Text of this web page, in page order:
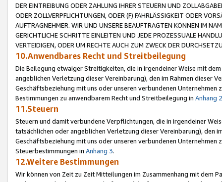
DER EINTREIBUNG ODER ZAHLUNG IHRER STEUERN UND
ODER ZOLLVERPFLICHTUNGEN, ODER (F) FAHRLÄSSIGKEIT ODER
AUFTRAGNEHMER. WIR UND UNSERE BEAUFTRAGTEN KÖNNEN IM
GERICHTLICHE SCHRITTE EINLEITEN UND JEDE PROZESSUALE
VERTEIDIGEN, ODER UM RECHTE AUCH ZUM ZWECK DER
10.Anwendbares Recht und Streitbeilegung
Die Beilegung etwaiger Streitigkeiten, die in irgendeiner Weise mit
angeblichen Verletzung dieser Vereinbarung), den im Rahmen dieser
Geschäftsbeziehung mit uns oder unseren verbundenen
Bestimmungen zu anwendbarem Recht und Streitbeilegung in Anhang 2
11.Steuern
Steuern und damit verbundene Verpflichtungen, die in irgendeiner
tatsächlichen oder angeblichen Verletzung dieser Vereinbarung), den
Geschäftsbeziehung mit uns oder unseren verbundenen
Steuerbestimmungen in Anhang 3.
12.Weitere Bestimmungen
Wir können von Zeit zu Zeit Mitteilungen im Zusammenhang mit dem